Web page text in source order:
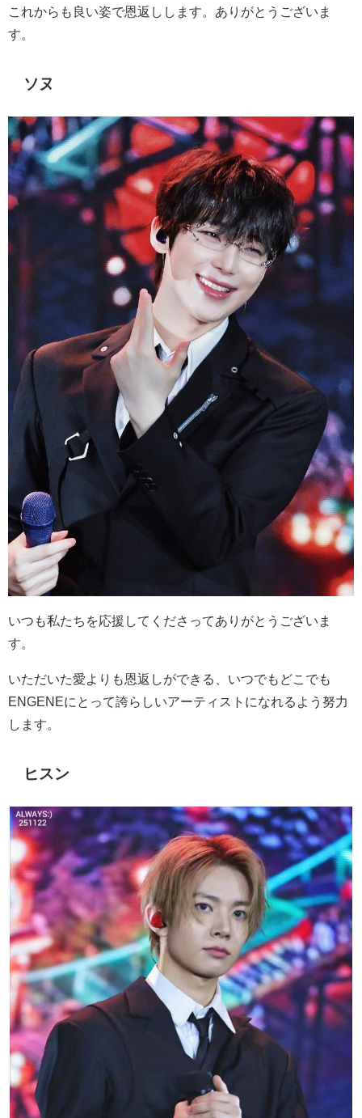
これからも良い姿で恩返しします。ありがとうございま
す。
ソヌ
いつも私たちを応援してくださってありがとうございま
す。
いただいた愛よりも恩返しができる、いつでもどこでも
ENGENEにとって誇らしいアーティストになれるよう努力
します。
ヒスン